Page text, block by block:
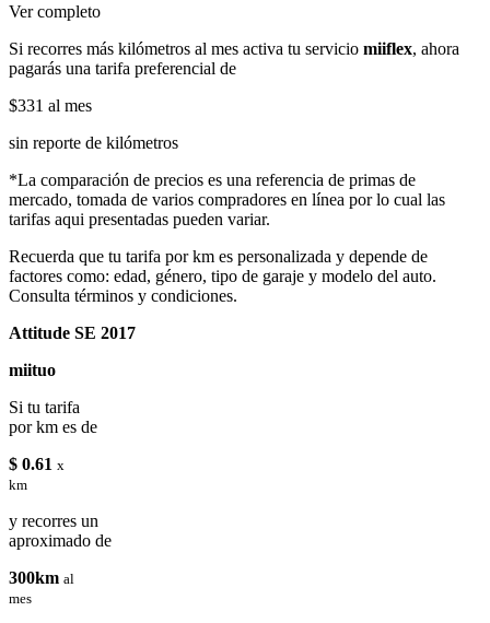
Ver completo
Si recorres más kilómetros al mes activa tu servicio miiflex, ahora
pagarás una tarifa preferencial de
$331 al mes
sin reporte de kilómetros
*La comparación de precios es una referencia de primas de
mercado, tomada de varios compradores en línea por lo cual las
tarifas aqui presentadas pueden variar.
Recuerda que tu tarifa por km es personalizada y depende de
factores como: edad, género, tipo de garaje y modelo del auto.
Consulta términos y condiciones.
Attitude SE 2017
miituo
Si tu tarifa
por km es de
$ 0.61 x
km
y recorres un
aproximado de
300km al
mes